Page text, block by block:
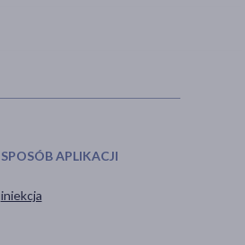
SPOSÓB APLIKACJI
iniekcja